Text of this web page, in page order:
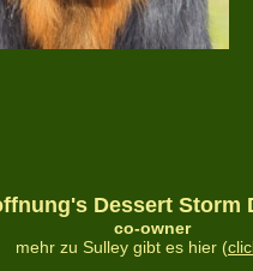
Dessert Storm
co-owner
mehr zu Sulley gibt es hier (